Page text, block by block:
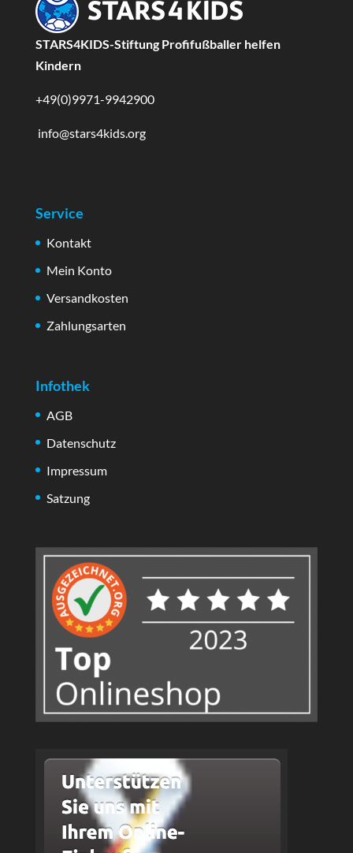
STARS4KIDS-Stiftung Profifußballer helfen
Kindern
+49(0)9971-9942900
info@stars4kids.org
Service
Kontakt
Mein Konto
Versandkosten
Zahlungsarten
Infothek
AGB
Datenschutz
Impressum
Satzung